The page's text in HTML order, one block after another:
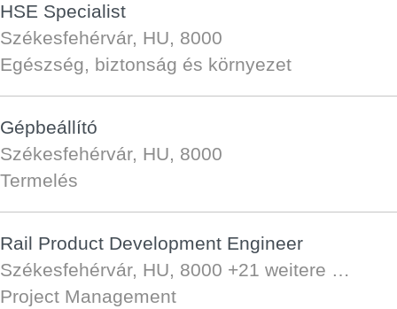
HSE Specialist
Székesfehérvár, HU, 8000
Egészség, biztonság és környezet
Gépbeállító
Székesfehérvár, HU, 8000
Termelés
Rail Product Development Engineer
Székesfehérvár, HU, 8000 +21 weitere …
Project Management